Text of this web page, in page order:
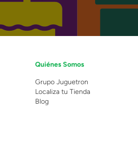
Quiénes Somos
Grupo Juguetron
Localiza tu Tienda
Blog